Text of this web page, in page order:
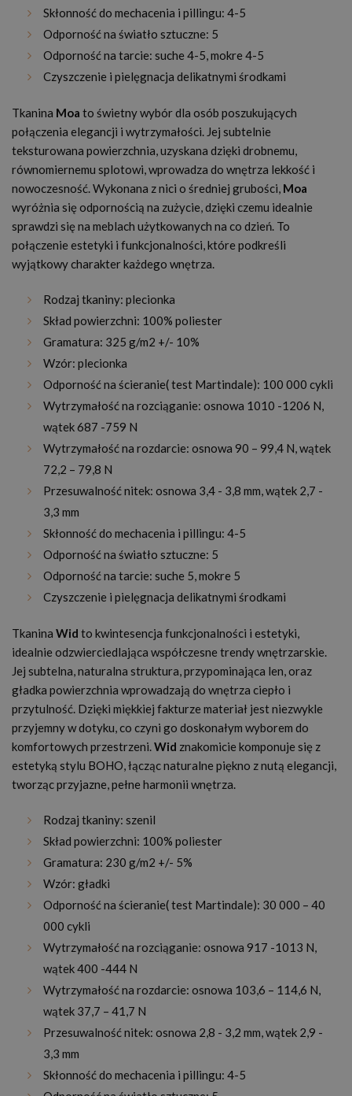
Skłonność do mechacenia i pillingu: 4-5
Odporność na światło sztuczne: 5
Odporność na tarcie: suche 4-5, mokre 4-5
Czyszczenie i pielęgnacja delikatnymi środkami
Tkanina Moa to świetny wybór dla osób poszukujących
połączenia elegancji i wytrzymałości. Jej subtelnie
teksturowana powierzchnia, uzyskana dzięki drobnemu,
równomiernemu splotowi, wprowadza do wnętrza lekkość i
nowoczesność. Wykonana z nici o średniej grubości, Moa
wyróżnia się odpornością na zużycie, dzięki czemu idealnie
sprawdzi się na meblach użytkowanych na co dzień. To
połączenie estetyki i funkcjonalności, które podkreśli
wyjątkowy charakter każdego wnętrza.
Rodzaj tkaniny: plecionka
Skład powierzchni: 100% poliester
Gramatura: 325 g/m2 +/- 10%
Wzór: plecionka
Odporność na ścieranie( test Martindale): 100 000 cykli
Wytrzymałość na rozciąganie: osnowa 1010 -1206 N,
wątek 687 -759 N
Wytrzymałość na rozdarcie: osnowa 90 – 99,4 N, wątek
72,2 – 79,8 N
Przesuwalność nitek: osnowa 3,4 - 3,8 mm, wątek 2,7 -
3,3 mm
Skłonność do mechacenia i pillingu: 4-5
Odporność na światło sztuczne: 5
Odporność na tarcie: suche 5, mokre 5
Czyszczenie i pielęgnacja delikatnymi środkami
Tkanina Wid to kwintesencja funkcjonalności i estetyki,
idealnie odzwierciedlająca współczesne trendy wnętrzarskie.
Jej subtelna, naturalna struktura, przypominająca len, oraz
gładka powierzchnia wprowadzają do wnętrza ciepło i
przytulność. Dzięki miękkiej fakturze materiał jest niezwykle
przyjemny w dotyku, co czyni go doskonałym wyborem do
komfortowych przestrzeni.Wid znakomicie komponuje się z
estetyką stylu BOHO, łącząc naturalne piękno z nutą elegancji,
tworząc przyjazne, pełne harmonii wnętrza.
Rodzaj tkaniny: szenil
Skład powierzchni: 100% poliester
Gramatura: 230 g/m2 +/- 5%
Wzór: gładki
Odporność na ścieranie( test Martindale): 30 000 – 40
000 cykli
Wytrzymałość na rozciąganie: osnowa 917 -1013 N,
wątek 400 -444 N
Wytrzymałość na rozdarcie: osnowa 103,6 – 114,6 N,
wątek 37,7 – 41,7 N
Przesuwalność nitek: osnowa 2,8 - 3,2 mm, wątek 2,9 -
3,3 mm
Skłonność do mechacenia i pillingu: 4-5